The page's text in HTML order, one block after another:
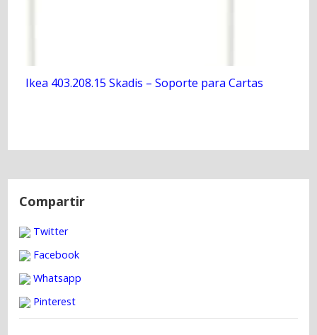
Ikea 403.208.15 Skadis – Soporte para Cartas
N
Compartir
Twitter
Facebook
Whatsapp
Pinterest